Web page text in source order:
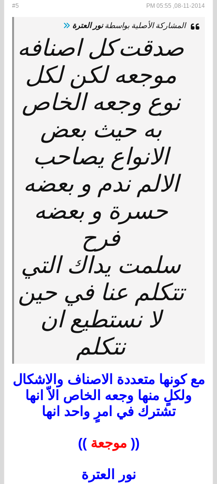
#5 08-11-2014, 05:55 PM
المشاركة الأصلية بواسطةنور العترة
صدقتكل اصنافه
موجعه لكن لكل
نوع وجعه الخاص
به حيث بعض
الانواع يصاحب
الالم ندم و بعضه
حسرة و بعضه
فرح
سلمت يداك التي
تتكلم عنا في حين
لا نستطيع ان
نتكلم
مع كونها متعددة الاصناف والاشكال
ولكلٍ منها وجعه الخاص الاّ انها
تشترك في امرٍ واحد انها
(( موجعة ))
نور العترة